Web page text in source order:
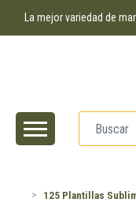
La mejor variedad de
125 Plantillas